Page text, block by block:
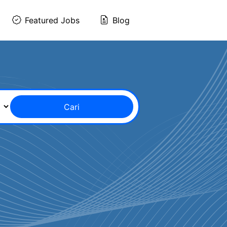
Featured Jobs Blog
Cari